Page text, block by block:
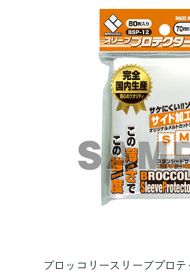
ブロッコリースリーブプロ